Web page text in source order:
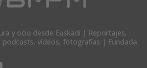
y ocio desde Euskadi | Reportajes,
podcasts, vídeos, fotografías | Fundada